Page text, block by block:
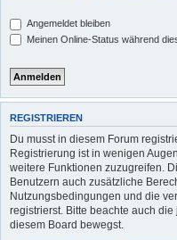
Angemeldet bleiben
Meinen Online-Status während
REGISTRIEREN
Du musst in diesem Forum
Registrierung ist in wenigen
weitere Funktionen zuzugreifen.
Benutzern auch zusätzliche
Nutzungsbedingungen und die
registrierst. Bitte beachte auch
diesem Board bewegst.